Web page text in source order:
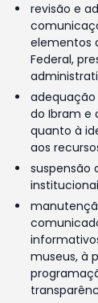
revisão e
elementos
Federal,
adequação
do Ibram e
quanto à
aos
suspensão
museus, à